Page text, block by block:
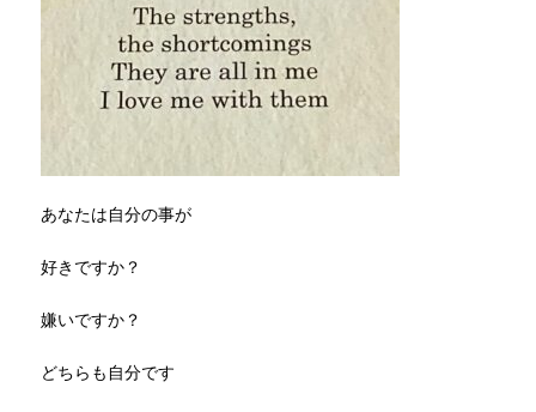
あなたは自分の事が
好きですか？
嫌いですか？
どちらも自分です